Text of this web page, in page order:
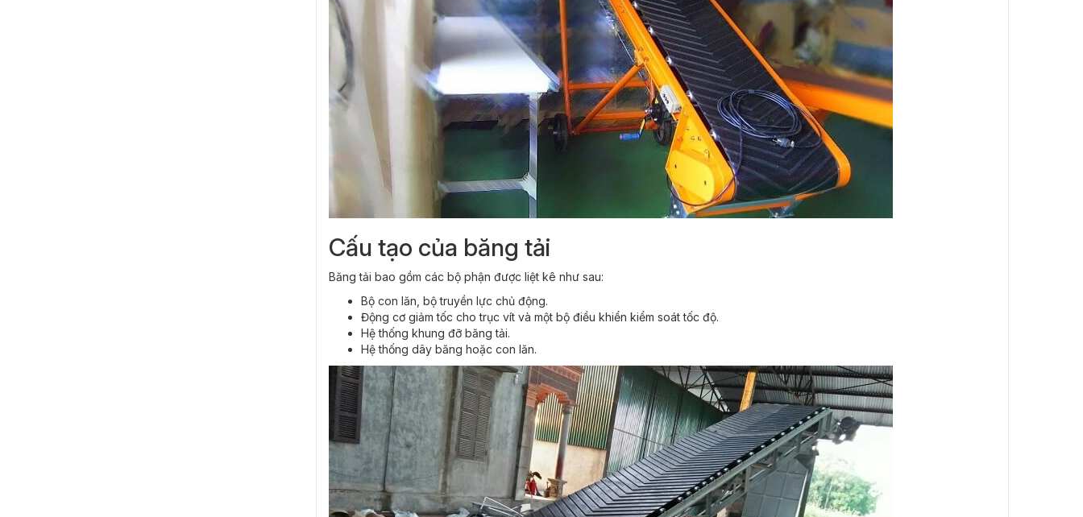
Cấu tạo của băng tải
Băng tải bao gồm các bộ phận được liệt kê như sau:
Bộ con lăn, bộ truyền lực chủ động.
Động cơ giảm tốc cho trục vít và một bộ điều khiển kiểm soát tốc độ.
Hệ thống khung đỡ băng tải.
Hệ thống dây băng hoặc con lăn.